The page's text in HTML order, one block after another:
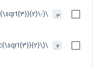
3.
\(-\frac{\sqrt{3}}{2}\)
4.
\(\frac{\sqrt{3}}{2}\)